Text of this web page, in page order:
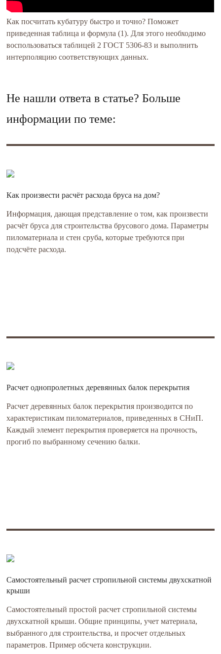
Как посчитать кубатуру быстро и точно? Поможет
приведенная таблица и формула (1). Для этого необходимо
воспользоваться таблицей 2 ГОСТ 5306-83 и выполнить
интерполяцию соответствующих данных.
Не нашли ответа в статье? Больше
информации по теме:
Как произвести расчёт расхода бруса на дом?
Информация, дающая представление о том, как произвести
расчёт бруса для строительства брусового дома. Параметры
пиломатериала и стен сруба, которые требуются при
подсчёте расхода.
Расчет однопролетных деревянных балок перекрытия
Расчет деревянных балок перекрытия производится по
характеристикам пиломатериалов, приведенных в СНиП.
Каждый элемент перекрытия проверяется на прочность,
прогиб по выбранному сечению балки.
Самостоятельный расчет стропильной системы двухскатной
крыши
Самостоятельный простой расчет стропильной системы
двухскатной крыши. Общие принципы, учет материала,
выбранного для строительства, и просчет отдельных
параметров. Пример обсчета конструкции.